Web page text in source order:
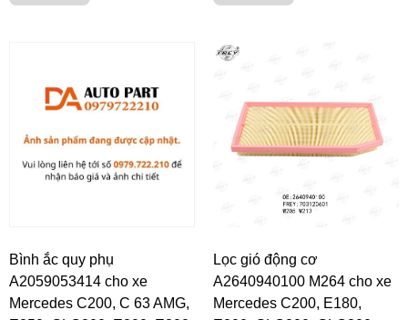
Bình ắc quy phụ
A2059053414 cho xe
Mercedes C200, C 63 AMG,
Lọc gió động cơ
A2640940100 M264 cho xe
Mercedes C200, E180,